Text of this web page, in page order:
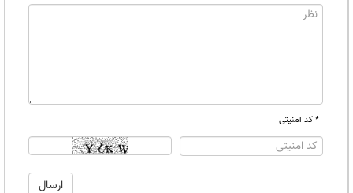
* کد امنیتی